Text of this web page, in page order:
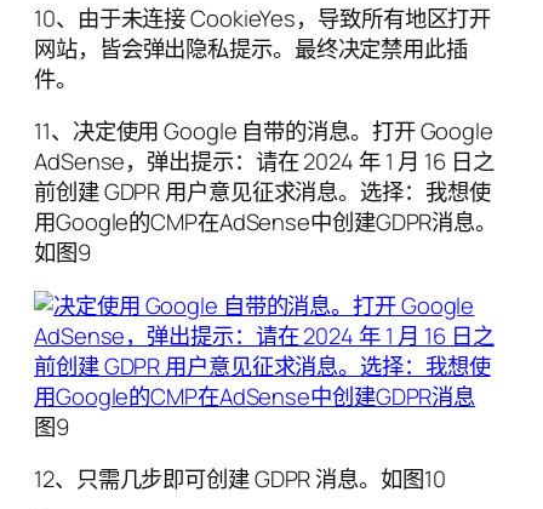
10、由于未连接 CookieYes，导致所有地区打开
网站，皆会弹出隐私提示。最终决定禁用此插
件。
11、决定使用 Google 自带的消息。打开 Google
AdSense，弹出提示：请在 2024 年 1 月 16 日之
前创建 GDPR 用户意见征求消息。选择：我想使
用Google的CMP在AdSense中创建GDPR消息。
如图9
图9
12、只需几步即可创建 GDPR 消息。如图10